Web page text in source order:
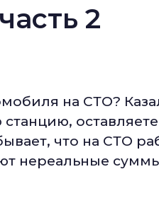
2
на СТО?
что на СТО
нереальные